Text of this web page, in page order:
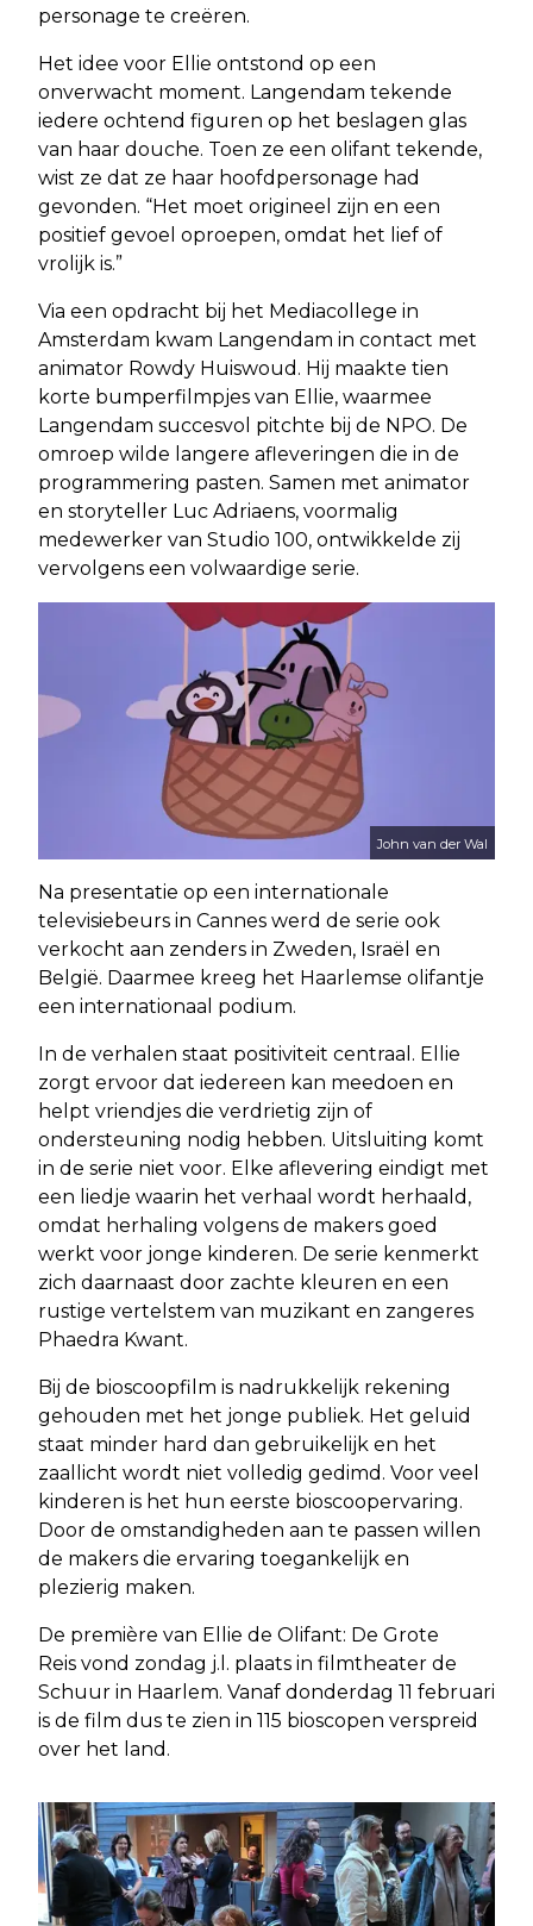
personage te creëren.
Het idee voor Ellie ontstond op een
onverwacht moment. Langendam tekende
iedere ochtend figuren op het beslagen glas
van haar douche. Toen ze een olifant tekende,
wist ze dat ze haar hoofdpersonage had
gevonden. “Het moet origineel zijn en een
positief gevoel oproepen, omdat het lief of
vrolijk is.”
Via een opdracht bij het Mediacollege in
Amsterdam kwam Langendam in contact met
animator Rowdy Huiswoud. Hij maakte tien
korte bumperfilmpjes van Ellie, waarmee
Langendam succesvol pitchte bij de NPO. De
omroep wilde langere afleveringen die in de
programmering pasten. Samen met animator
en storyteller Luc Adriaens, voormalig
medewerker van Studio 100, ontwikkelde zij
vervolgens een volwaardige serie.
John van der Wal
Na presentatie op een internationale
televisiebeurs in Cannes werd de serie ook
verkocht aan zenders in Zweden, Israël en
België. Daarmee kreeg het Haarlemse olifantje
een internationaal podium.
In de verhalen staat positiviteit centraal. Ellie
zorgt ervoor dat iedereen kan meedoen en
helpt vriendjes die verdrietig zijn of
ondersteuning nodig hebben. Uitsluiting komt
in de serie niet voor. Elke aflevering eindigt met
een liedje waarin het verhaal wordt herhaald,
omdat herhaling volgens de makers goed
werkt voor jonge kinderen. De serie kenmerkt
zich daarnaast door zachte kleuren en een
rustige vertelstem van muzikant en zangeres
Phaedra Kwant.
Bij de bioscoopfilm is nadrukkelijk rekening
gehouden met het jonge publiek. Het geluid
staat minder hard dan gebruikelijk en het
zaallicht wordt niet volledig gedimd. Voor veel
kinderen is het hun eerste bioscoopervaring.
Door de omstandigheden aan te passen willen
de makers die ervaring toegankelijk en
plezierig maken.
De première van Ellie de Olifant: De Grote
Reis vond zondag j.l. plaats in filmtheater de
Schuur in Haarlem. Vanaf donderdag 11 februari
is de film dus te zien in 115 bioscopen verspreid
over het land.